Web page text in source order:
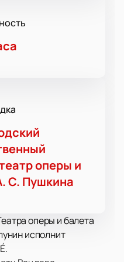
оперы и
С. Пушкина
оперы и балета
исполнит